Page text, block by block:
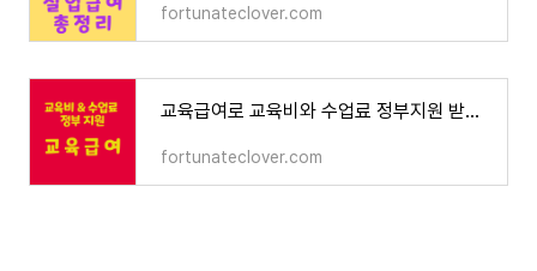
fortunateclover.com
교육급여로 교육비와 수업료 정부지원 받으셨나요❓
fortunateclover.com